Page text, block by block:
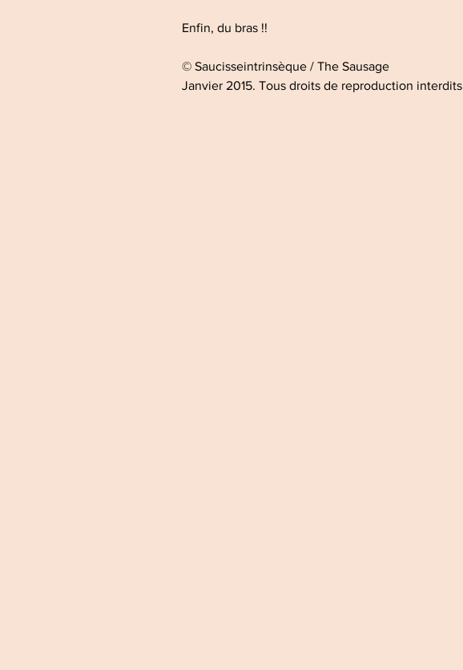
Enfin, du bras !!
© Saucisseintrinsèque / The Sausage
Janvier 2015. Tous droits de reproduction interdits